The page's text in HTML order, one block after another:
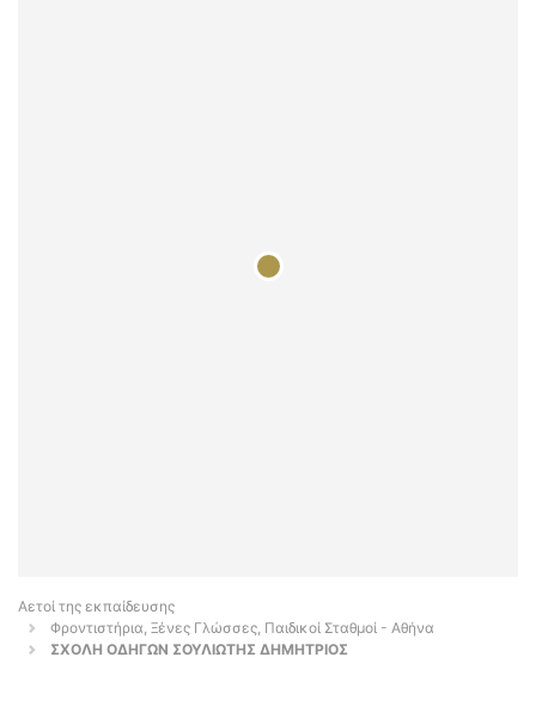
Αετοί της εκπαίδευσης
Φροντιστήρια, Ξένες Γλώσσες, Παιδικοί Σταθμοί - Αθήνα
ΣΧΟΛΗ ΟΔΗΓΩΝ ΣΟΥΛΙΩΤΗΣ ΔΗΜΗΤΡΙΟΣ